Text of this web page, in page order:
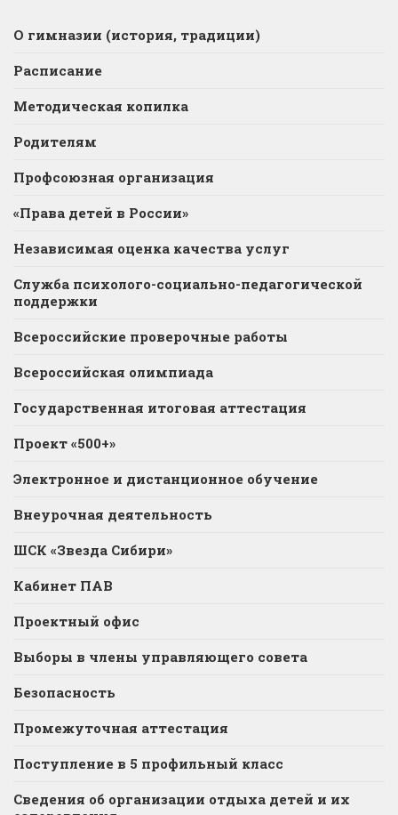
О гимназии (история, традиции)
Расписание
Методическая копилка
Родителям
Профсоюзная организация
«Права детей в России»
Независимая оценка качества услуг
Служба психолого-социально-педагогической
поддержки
Всероссийские проверочные работы
Всероссийская олимпиада
Государственная итоговая аттестация
Проект «500+»
Электронное и дистанционное обучение
Внеурочная деятельность
ШСК «Звезда Сибири»
Кабинет ПАВ
Проектный офис
Выборы в члены управляющего совета
Безопасность
Промежуточная аттестация
Поступление в 5 профильный класс
Сведения об организации отдыха детей и их